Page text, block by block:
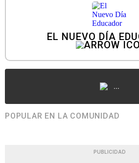
EL NUEVO DÍA
...
POPULAR EN LA COMUNIDAD
PUBLICIDAD